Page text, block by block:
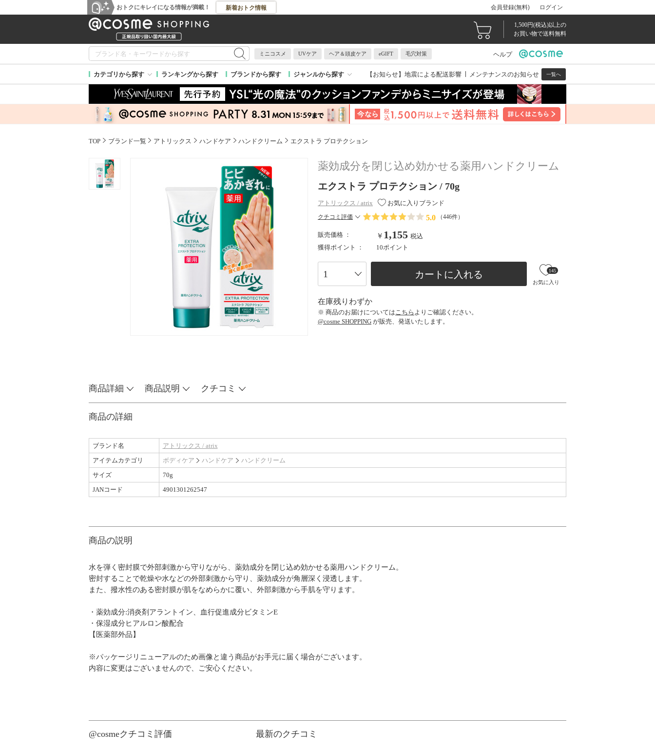
おトクにキレイになる情報が満載！ 新着おトク情報 会員登録(無料) ログイン
1,500円(税込)以上の
お買い物で送料無料
ミニコスメ UVケア ヘア＆頭皮ケア eGIFT 毛穴対策 ヘルプ
カテゴリから探す ランキングから探す ブランドから探す ジャンルから探す 【お知らせ】 地震による配送影響 メンテナンスのお知らせ 一覧へ
TOP ブランド一覧 アトリックス ハンドケア ハンドクリーム エクストラ プロテクション
薬効成分を閉じ込め効かせる薬用ハンドクリーム
エクストラ プロテクション / 70g
アトリックス / atrix お気に入りブランド
クチコミ評価 5.0 （446件）
販売価格 ： ￥ 1,155 税込
獲得ポイント ：
10ポイント
カートに入れる
お気に入り
145
在庫残りわずか
※ 商品のお届けについては こちら よりご確認ください。
@cosme SHOPPING が販売、発送いたします。
商品詳細 商品説明 クチコミ
商品の詳細
ブランド名
アトリックス / atrix
アイテムカテゴリ
ボディケア ハンドケア
ハンドクリーム
サイズ
70g
JANコード
4901301262547
商品の説明
水を弾く密封膜で外部刺激から守りながら、薬効成分を閉じ込め効かせる薬用ハンドクリーム。
密封することで乾燥や水などの外部刺激から守り、薬効成分が角層深く浸透します。
また、撥水性のある密封膜が肌をなめらかに覆い、外部刺激から手肌を守ります。
・薬効成分:消炎剤アラントイン、血行促進成分ビタミンE
・保湿成分ヒアルロン酸配合
【医薬部外品】
※パッケージリニューアルのため画像と違う商品がお手元に届く場合がございます。
内容に変更はございませんので、ご安心ください。
@cosmeクチコミ評価 最新のクチコミ